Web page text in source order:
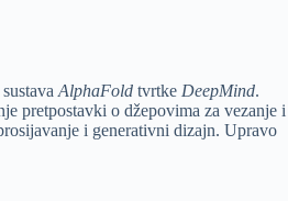
AlphaFold tvrtke DeepMind.
pretpostavki o džepovima za vezanje i
i generativni dizajn. Upravo